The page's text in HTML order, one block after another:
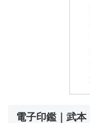
電子印鑑｜武本